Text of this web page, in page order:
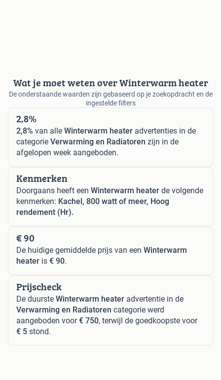
Wat je moet weten over Winterwarm heater
De onderstaande waarden zijn gebaseerd op je zoekopdracht en de
ingestelde filters
2,8%
2,8% van alle Winterwarm heater advertenties in de
categorie Verwarming en Radiatoren zijn in de
afgelopen week aangeboden.
Kenmerken
Doorgaans heeft een Winterwarm heater de volgende
kenmerken: Kachel, 800 watt of meer, Hoog
rendement (Hr).
€ 90
De huidige gemiddelde prijs van een Winterwarm
heater is € 90.
Prijscheck
De duurste Winterwarm heater advertentie in de
Verwarming en Radiatoren categorie werd
aangeboden voor€ 750, terwijl de goedkoopste voor
€ 5 stond.